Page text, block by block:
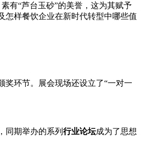
有“芦台玉砂”的美誉，这为其赋予
怎样餐饮企业在新时代转型中哪些值
奖环节。展会现场还设立了“一对一
同期举办的系列 行业论坛成为了思想